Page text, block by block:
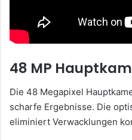
48 MP
Die 48 Megapixel
scharfe Ergebnisse. Die
eliminiert Verwacklungen